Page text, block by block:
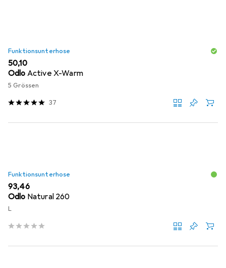
Funktionsunterhose
EUR
50,10
Odlo Active X-Warm
5 Grössen
37
Funktionsunterhose
EUR
93,46
Odlo Natural 260
L